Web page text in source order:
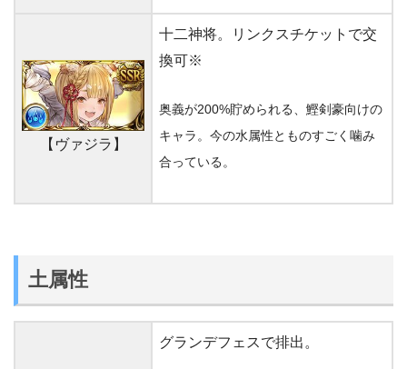
【ヴァジラ】
十二神将。リンクスチケットで交
換可※
奥義が200%貯められる、鰹剣豪向けの
キャラ。今の水属性とものすごく噛み
合っている。
土属性
グランデフェスで排出。